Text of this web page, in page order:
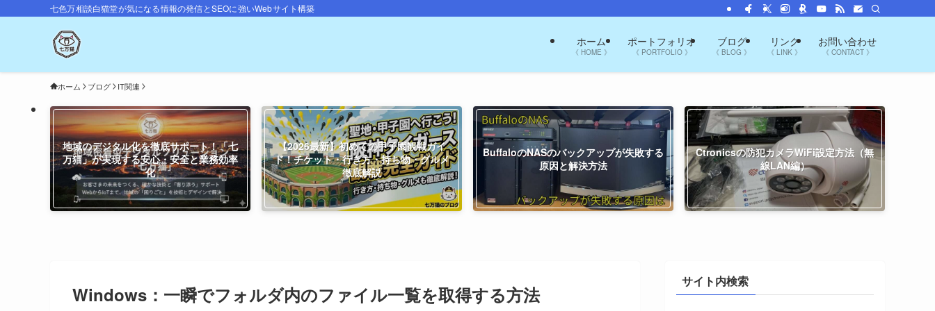
七色万相談白猫堂が気になる情報の発信とSEOに強いWebサイト構築
ホーム
《 HOME 》
ポートフォリオ
《 PORTFOLIO 》
ブログ
《 BLOG 》
リンク
《 LINK 》
お問い合わせ
《 CONTACT 》
ホーム ブログ IT関連
地域のデジタル化を徹底サポート！「七
万猫」が実現する安心・安全と業務効率
化
【2026最新】初めての甲子園観戦ガイ
ド！チケット・行き方・持ち物・グルメ
徹底解説
BuffaloのNASのバックアップが失敗する
原因と解決方法
Ctronicsの防犯カメラWiFi設定方法（無
線LAN編）
Windows：一瞬でフォルダ内のファイル一覧を取得する方法
サイト内検索